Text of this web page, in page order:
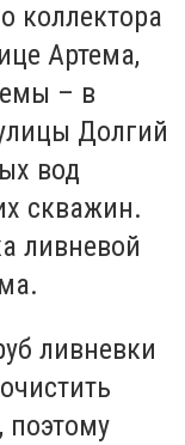
коллектора
Артема,
– в
Долгий
вод
скважин.
ливневой
ливневки
поэтому